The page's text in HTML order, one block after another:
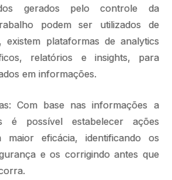
gerados pelo controle da
podem ser utilizados de
existem plataformas de analytics
relatórios e insights, para
em informações.
Com base nas informações a
é possível estabelecer ações
maior eficácia, identificando os
e os corrigindo antes que